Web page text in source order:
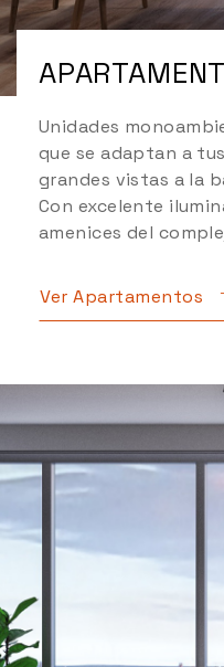
Unidades
que se adaptan a
grandes vistas a la
Con excelente
amenices del
Ver Apartamentos